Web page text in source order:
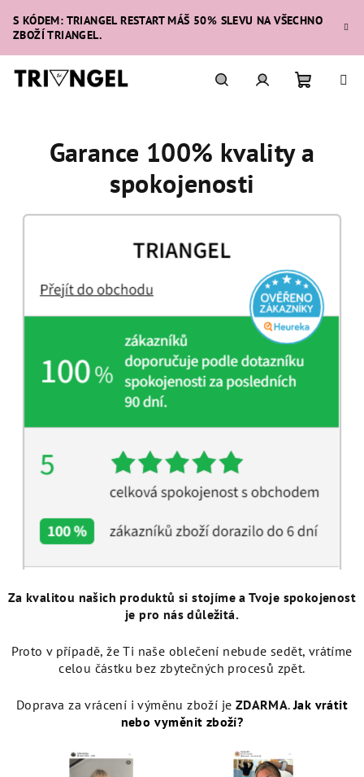
obsah
S KÓDEM: TRIANGEL RESTART MÁŠ 50% SLEVU NA VŠECHNO
ZBOŽÍ TRIANGEL.
košík
Garance 100% kvality a
spokojenosti
Za kvalitou našich produktů si stojíme a Tvoje spokojenost
je pro nás důležitá.
Proto v případě, že Ti naše oblečení nebude sedět, vrátíme
celou částku bez zbytečných procesů zpět.
Doprava za vrácení i výměnu zboží je ZDARMA.Jak vrátit
nebo vyměnit zboží?